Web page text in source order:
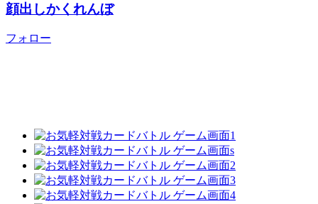
顔出しかくれんぼ
フォロー